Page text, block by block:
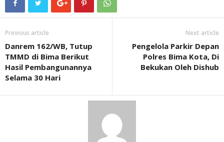
Previous article
Danrem 162/WB, Tutup
TMMD di Bima Berikut
Hasil Pembangunannya
Selama 30 Hari
Next article
Pengelola Parkir Depan
Polres Bima Kota, Di
Bekukan Oleh Dishub